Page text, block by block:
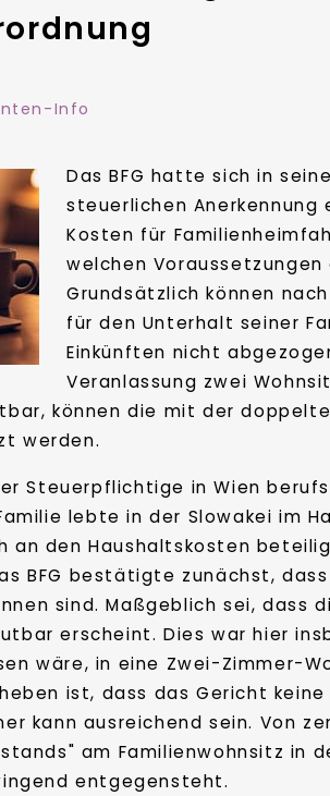
Info
Das BFG hatte sich in
steuerlichen
Kosten für
welchen
Grundsätzlich können
für den Unterhalt seiner
Einkünften nicht
Veranlassung zwei
können die mit der
werden.
Steuerpflichtige in Wien
lebte in der Slowakei im
an den Haushaltskosten
BFG bestätigte zunächst,
sind. Maßgeblich sei,
erscheint. Dies war hier
wäre, in eine Zwei-Zimmer-
ist, dass das Gericht
kann ausreichend sein. Von
am Familienwohnsitz in
entgegensteht.